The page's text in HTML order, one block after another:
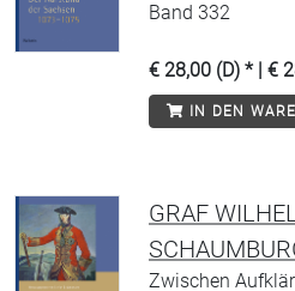
Band 332
€ 28,00 (D) * | €
IN DEN
GRAF
Zwischen